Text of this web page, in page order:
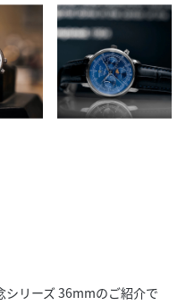
シリーズ 36mmのご紹介で